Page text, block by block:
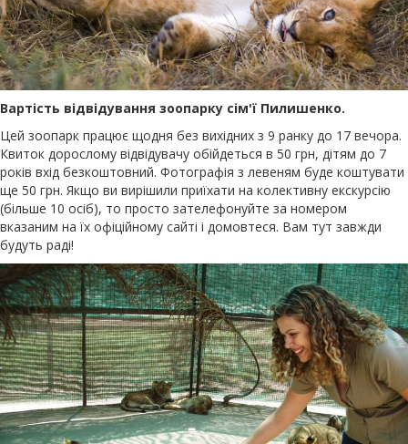
Вартість відвідування зоопарку сім'ї Пилишенко.
Цей зоопарк працює щодня без вихідних з 9 ранку до 17 вечора.
Квиток дорослому відвідувачу обійдеться в 50 грн, дітям до 7
років вхід безкоштовний. Фотографія з левеням буде коштувати
ще 50 грн. Якщо ви вирішили приїхати на колективну екскурсію
(більше 10 осіб), то просто зателефонуйте за номером
вказаним на їх офіційному сайті і домовтеся. Вам тут завжди
будуть раді!